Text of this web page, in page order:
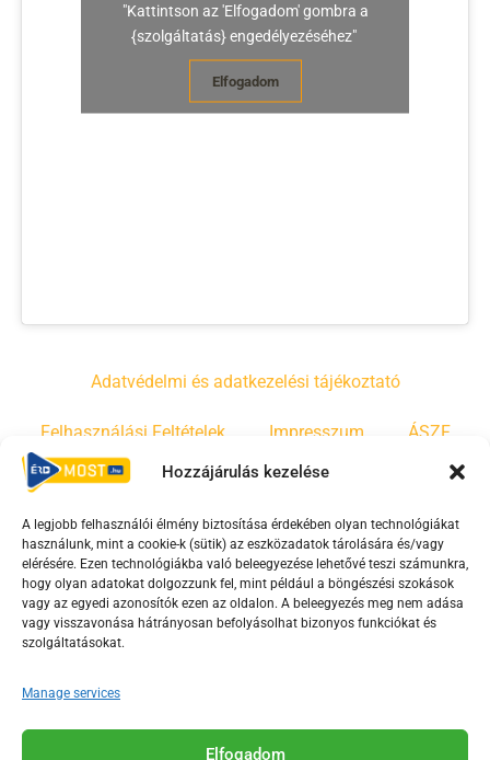
Hozzájárulás kezelése
A legjobb felhasználói élmény biztosítása érdekében olyan technológiákat
használunk, mint a cookie-k (sütik) az eszközadatok tárolására és/vagy
elérésére. Ezen technológiákba való beleegyezése lehetővé teszi számunkra,
hogy olyan adatokat dolgozzunk fel, mint például a böngészési szokások
vagy az egyedi azonosítók ezen az oldalon. A beleegyezés meg nem adása
vagy visszavonása hátrányosan befolyásolhat bizonyos funkciókat és
szolgáltatásokat.
Manage services
Elfogadom
"Kattintson az 'Elfogadom' gombra a
{szolgáltatás} engedélyezéséhez"
Elfogadom
Adatvédelmi és adatkezelési tájékoztató
Felhasználási Feltételek Impresszum ÁSZF
Irányelvek Moderálási szabályzat
F
a
c
e
o
o
Y
o
u
t
b
e
T
i
k
Az Érd Média médiaszolgáltatási tevékenységét a